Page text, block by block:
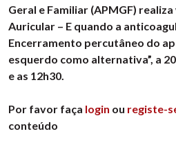
Geral e Familiar (APMGF)
Auricular – E quando a
Encerramento percutâneo do
esquerdo como alternativa”, a
e as 12h30.
Por favor faça login ou registe-
conteúdo